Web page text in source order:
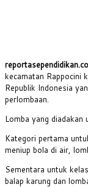
kecamatan Rappocini
Republik Indonesia
perlombaan.
Lomba yang
Kategori pertama
meniup bola di air,
Sementara untuk
balap karung dan